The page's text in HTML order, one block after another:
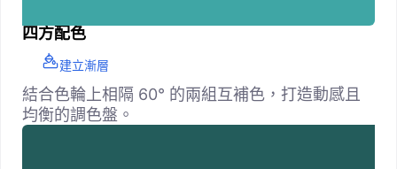
四方配色
建立漸層
結合色輪上相隔 60° 的兩組互補色，打造動感且
均衡的調色盤。